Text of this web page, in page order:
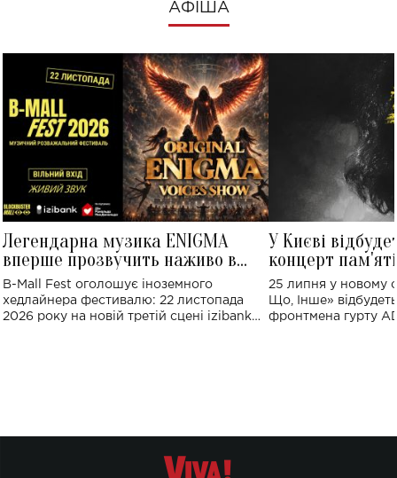
АФІША
Легендарна музика ENIGMA
вперше прозвучить наживо в
Україні: де відбудеться концерт
B-Mall Fest оголошує іноземного
хедлайнера фестивалю: 22 листопада
2026 року на новій третій сцені izibank
У Києві
концерт
Клименка:
виконають
25 липня у новому
Що, Інше»
фронтмена гурту